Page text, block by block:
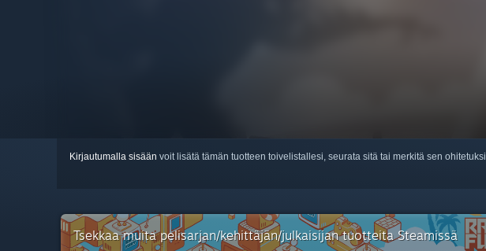
Kirjautumalla sisään voit lisätä tämän tuotteen toivelistallesi, seurata sitä tai merkitä sen ohitetuksi
Tsekkaa muita pelisarjan/kehittäjän/julkaisijan tuotteita Steamissä